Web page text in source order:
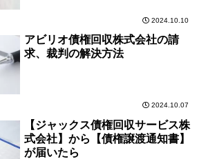
2024.10.10
アビリオ債権回収株式会社の請
求、裁判の解決方法
2024.10.07
【ジャックス債権回収サービス株
式会社】から【債権譲渡通知書】
が届いたら